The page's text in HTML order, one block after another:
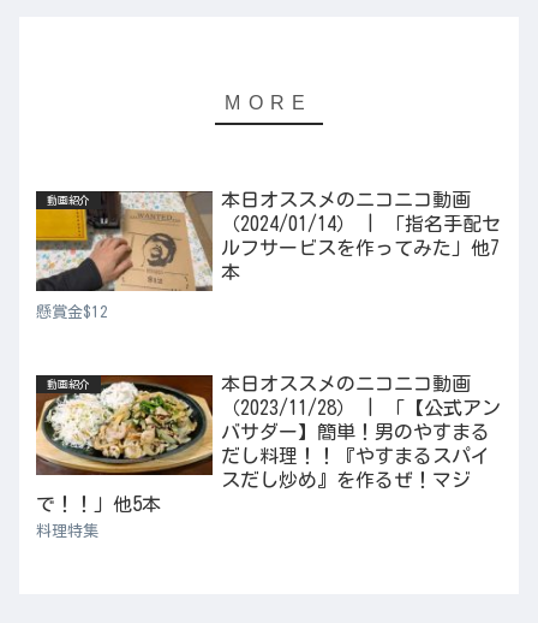
動画紹介
本日オススメのニコニコ動画
（2024/01/14） | 「指名手配セ
ルフサービスを作ってみた」他7
本
懸賞金$12
動画紹介
本日オススメのニコニコ動画
（2023/11/28） | 「【公式アン
バサダー】簡単！男のやすまる
だし料理！！『やすまるスパイ
スだし炒め』を作るぜ！マジ
で！！」他5本
料理特集